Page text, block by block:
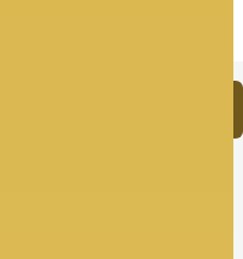
, 2)